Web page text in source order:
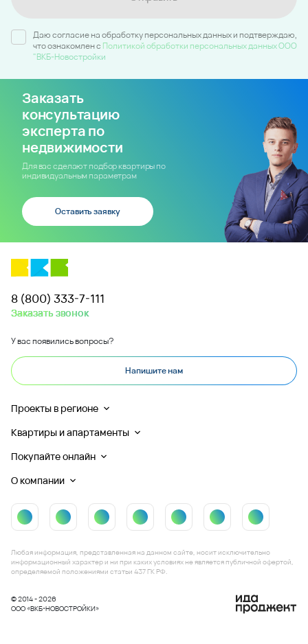
Даю согласие на обработку персональных данных и подтверждаю,
что ознакомлен c Политикой обработки персональных данных ООО
"ВКБ-Новостройки
Заказать
консультацию
эксперта по
недвижимости
Для вас сделают подбор квартиры по
индивидуальным параметрам
Оставить заявку
8 (800) 333-7-111
Заказать звонок
У вас появились вопросы?
Напишите нам
Проекты в регионе
Квартиры и апартаменты
Покупайте онлайн
О компании
© 2014 - 2026
ООО «ВКБ-НОВОСТРОЙКИ»
Любая информация, представленная на данном сайте, носит исключительно
информационный характер и ни при каких условиях не является публичной офертой,
определяемой положениями статьи 437 ГК РФ.